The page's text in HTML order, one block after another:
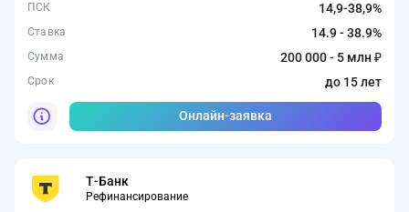
ПСК 14,9-38,9%
Ставка 14.9 - 38.9%
Сумма 200 000 - 5 млн ₽
Срок до 15 лет
Онлайн-заявка
Т-Банк
Рефинансирование